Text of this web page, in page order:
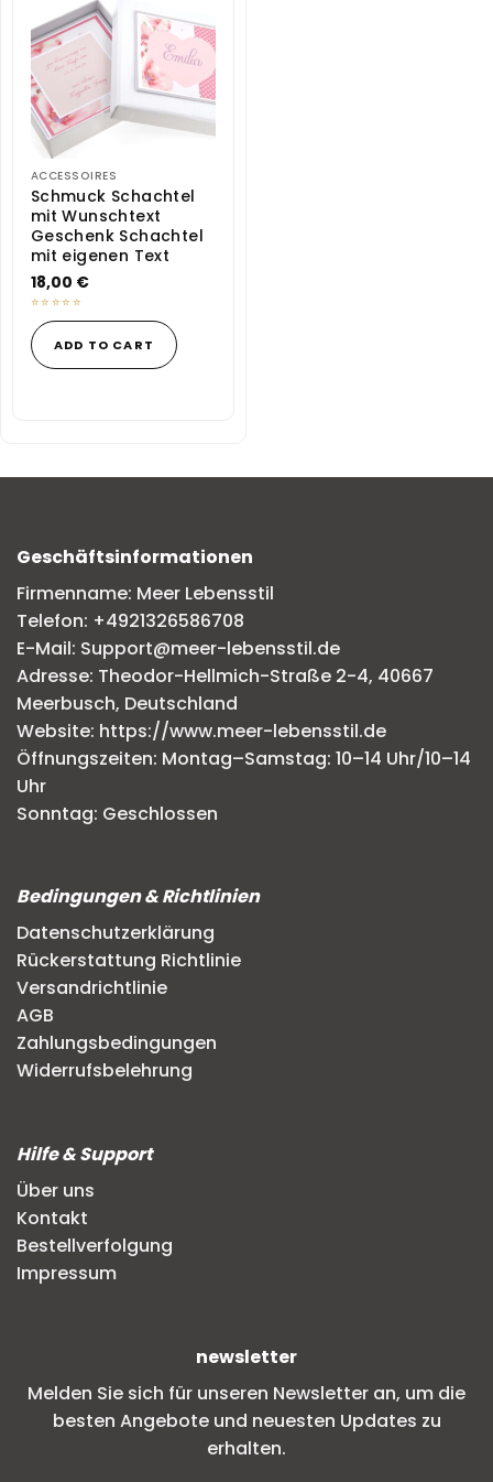
chosen
on
the
product
ACCESSOIRES
Schmuck Schachtel
mit Wunschtext
Geschenk Schachtel
mit eigenen Text
18,00 €
ADD TO CART
Geschäftsinformationen
Firmenname: Meer Lebensstil
Telefon: +4921326586708
E-Mail: Support@meer-lebensstil.de
Adresse: Theodor-Hellmich-Straße 2-4, 40667
Meerbusch, Deutschland
Website: https://www.meer-lebensstil.de
Öffnungszeiten: Montag–Samstag: 10–14 Uhr/10–14
Uhr
Sonntag: Geschlossen
Bedingungen & Richtlinien
Datenschutzerklärung
Rückerstattung Richtlinie
Versandrichtlinie
AGB
Zahlungsbedingungen
Widerrufsbelehrung
Hilfe & Support
Über uns
Kontakt
Bestellverfolgung
Impressum
newsletter
Melden Sie sich für unseren Newsletter an, um die
besten Angebote und neuesten Updates zu
erhalten.